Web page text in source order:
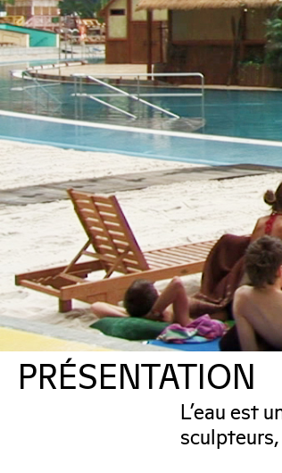
PRÉSENTATION
L’eau est